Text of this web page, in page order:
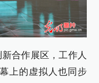
合作展区，工作人
上的虚拟人也同步